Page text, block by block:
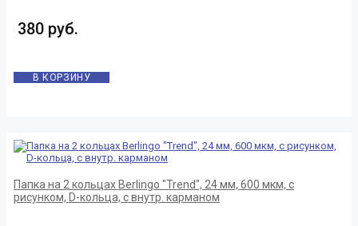
380 руб.
В КОРЗИНУ
Папка на 2 кольцах Berlingo "Trend", 24 мм, 600 мкм, с
рисунком, D-кольца, с внутр. карманом